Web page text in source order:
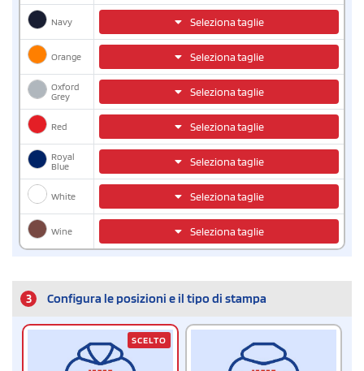
Navy Seleziona taglie
Orange Seleziona taglie
Oxford
Grey
Seleziona taglie
Red Seleziona taglie
Royal
Blue
Seleziona taglie
White Seleziona taglie
Wine Seleziona taglie
3 Configura le posizioni e il tipo di stampa
SCELTO